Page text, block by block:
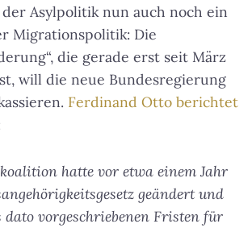
Asylpolitik nun auch noch ein
Migrationspolitik: Die
die gerade erst seit März
will die neue Bundesregierung
Ferdinand Otto berichtet
hatte vor etwa einem Jahr
geändert und
vorgeschriebenen Fristen für